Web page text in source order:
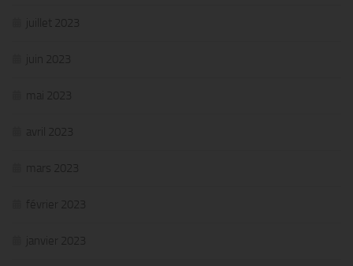
juillet 2023
juin 2023
mai 2023
avril 2023
mars 2023
février 2023
janvier 2023